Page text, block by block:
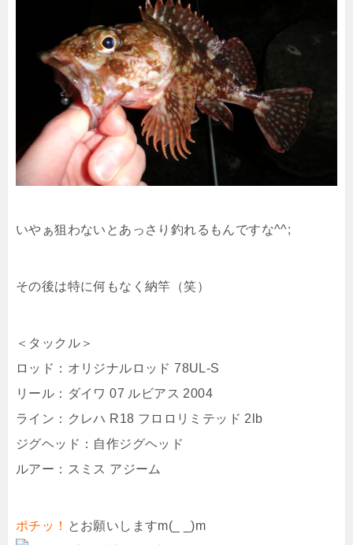
いやぁ狙わないとあっさり釣れるもんですな^^;
その後は特に何もなく納竿（笑）
＜タックル＞
ロッド：オリジナルロッド 78UL-S
リール：ダイワ 07 ルビアス 2004
ライン：クレハ R18 フロロリミテッド 2lb
ジグヘッド：自作ジグヘッド
ルアー：スミス アジーム
ポチッ！ とお願いしますm(_ _)m